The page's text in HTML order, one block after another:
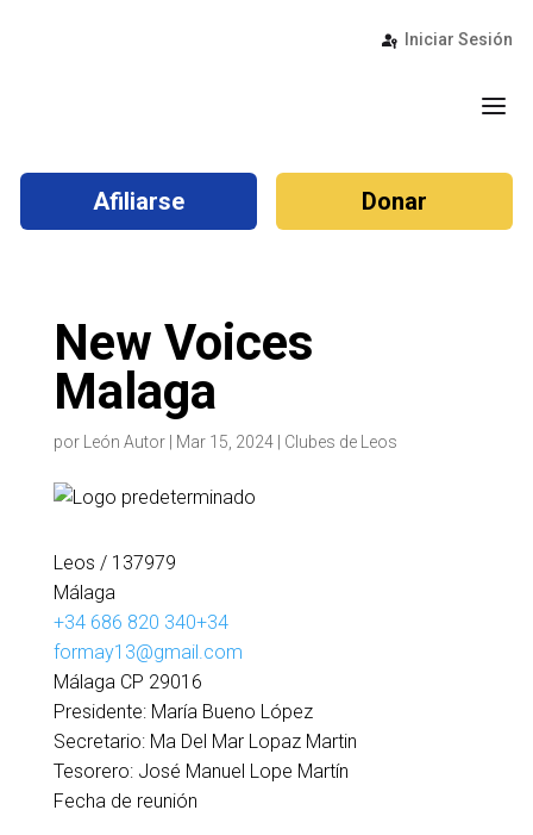
Iniciar Sesión
a
Afiliarse Donar
New Voices
Malaga
por León Autor| Mar 15, 2024| Clubes de Leos
Leos / 137979
Málaga
+34 686 820 340+34
formay13@gmail.com
Málaga CP 29016
Presidente:María Bueno López
Secretario:Ma Del Mar Lopaz Martin
Tesorero:José Manuel Lope Martín
Fecha de reunión